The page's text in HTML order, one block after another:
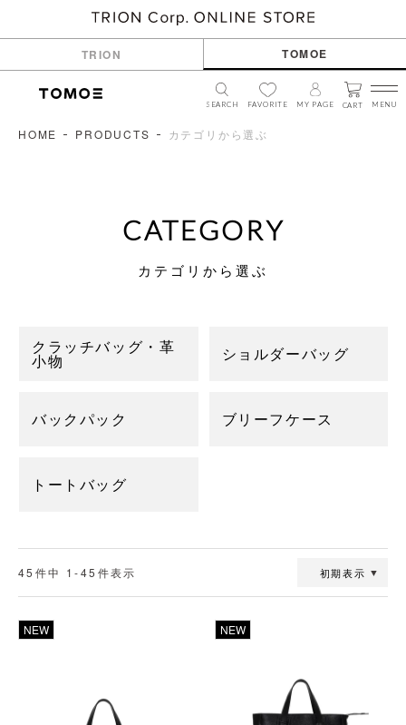
TRION TOMOE
SEARCH FAVORITE MY PAGE CART MENU
HOME PRODUCTS カテゴリから選ぶ
CATEGORY
カテゴリから選ぶ
クラッチバッグ・革
小物 ショルダーバッグ
バックパック ブリーフケース
トートバッグ
初期表示
45 件中 1-45 件表示
NEW NEW